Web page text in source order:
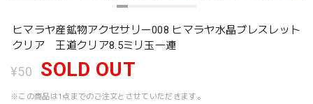
ヒマラヤ産鉱物アクセサリー008 ヒマラヤ水晶ブレスレット
クリア 王道クリア8.5ミリ玉一連
¥50 SOLD OUT
※この商品は1点までのご注文とさせていただきます。